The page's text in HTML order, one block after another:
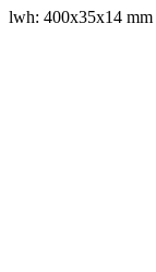
lwh: 400x35x14 mm